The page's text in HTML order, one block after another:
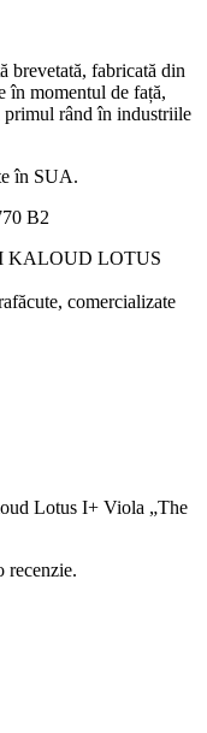
brevetată, fabricată din
în momentul de față,
rând în industriile
în SUA.
B2
KALOUD LOTUS
comercializate
Lotus I+ Viola „The
recenzie.